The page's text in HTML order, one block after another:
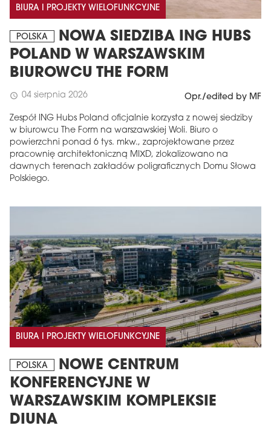
BIURA I PROJEKTY WIELOFUNKCYJNE
POLSKA
NOWA SIEDZIBA ING HUBS
POLAND W WARSZAWSKIM
BIUROWCU THE FORM
schedule 04 sierpnia 2026 Opr./edited by MF
Zespół ING Hubs Poland oficjalnie korzysta z nowej siedziby
w biurowcu The Form na warszawskiej Woli. Biuro o
powierzchni ponad 6 tys. mkw., zaprojektowane przez
pracownię architektoniczną MIXD, zlokalizowano na
dawnych terenach zakładów poligraficznych Domu Słowa
Polskiego.
BIURA I PROJEKTY WIELOFUNKCYJNE
POLSKA
NOWE CENTRUM
KONFERENCYJNE W
WARSZAWSKIM KOMPLEKSIE
DIUNA